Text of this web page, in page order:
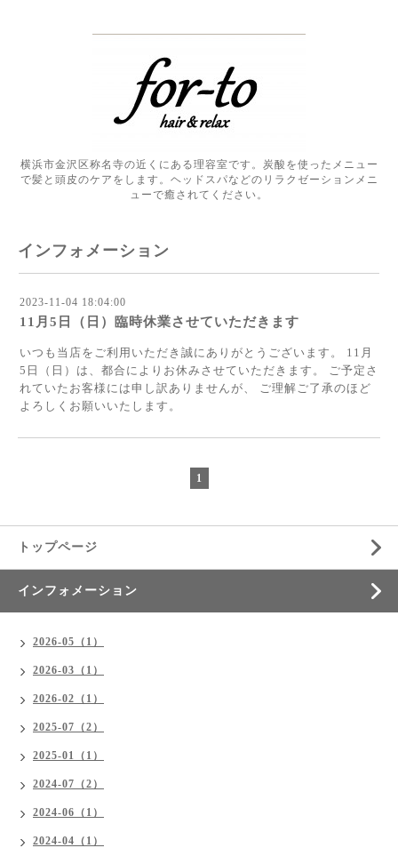
横浜市金沢区称名寺の近くにある理容室です。炭酸を使ったメニュー
で髪と頭皮のケアをします。ヘッドスパなどのリラクゼーションメニ
ューで癒されてください。
インフォメーション
2023-11-04 18:04:00
11月5日（日）臨時休業させていただきます
いつも当店をご利用いただき誠にありがとうございます。 11月
5日（日）は、都合によりお休みさせていただきます。 ご予定さ
れていたお客様には申し訳ありませんが、 ご理解ご了承のほど
よろしくお願いいたします。
1
トップページ
インフォメーション
2026-05（1）
2026-03（1）
2026-02（1）
2025-07（2）
2025-01（1）
2024-07（2）
2024-06（1）
2024-04（1）